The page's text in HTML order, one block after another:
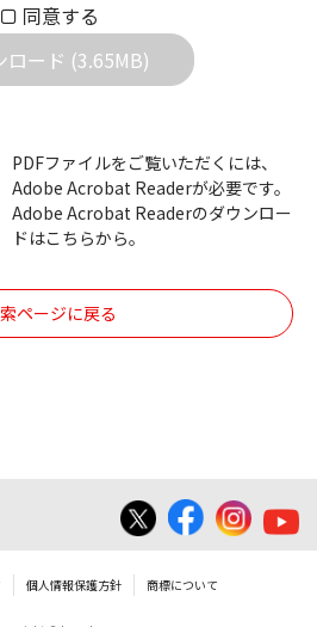
負いません。また、ファイ
更は一切行わないでくださ
ルコマンドの仕様書、およ
ダウンロードファイルにつ
むすべての権利は、アイコ
ンロードしたファイルは、
以外にはご使用できませ
ださい。
更される場合があります。
同意する
ロード (3.65MB)
PDFファイルをご覧いただくには、
Adobe Acrobat Readerが必要です。
Adobe Acrobat Readerのダウンロー
ドはこちらから。
ページに戻る
個人情報保護方針 商標について